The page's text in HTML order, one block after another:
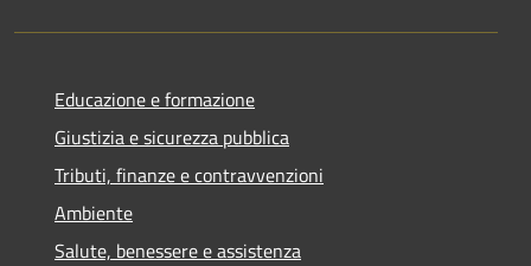
Educazione e formazione
Giustizia e sicurezza pubblica
Tributi, finanze e contravvenzioni
Ambiente
Salute, benessere e assistenza